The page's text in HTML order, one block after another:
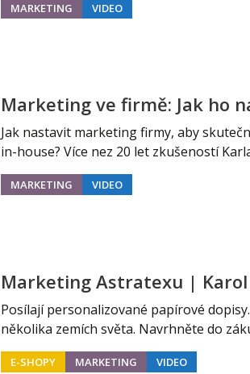
MARKETING VIDEO
Marketing ve firmě: Jak ho
Jak nastavit marketing firmy, aby
in-house? Více nez 20 let zkušeností
MARKETING VIDEO
Marketing Astratexu | Karol
Posílají personalizované papírové
několika zemích světa. Navrhněte do
E-SHOPY MARKETING VIDEO